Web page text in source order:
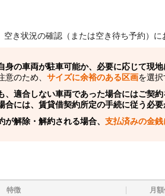
き状況の確認（または空き待ち予約）に
の車両が駐車可能か、必要に応じて現地
意のため、 サイズに余裕のある区画を選択
適合しない車両であった場合にはご契
には、賃貸借契約所定の手続に従う必要
解除・解約される場合、 支払済みの金
特徴 月